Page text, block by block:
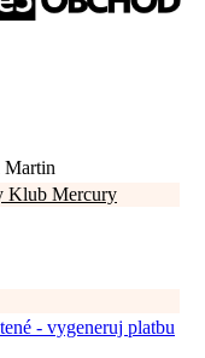
Martin
Klub Mercury
- vygeneruj platbu